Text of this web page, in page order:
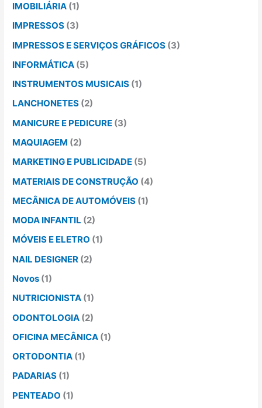
IMOBILIÁRIA (1)
IMPRESSOS (3)
IMPRESSOS E SERVIÇOS GRÁFICOS (3)
INFORMÁTICA (5)
INSTRUMENTOS MUSICAIS (1)
LANCHONETES (2)
MANICURE E PEDICURE (3)
MAQUIAGEM (2)
MARKETING E PUBLICIDADE (5)
MATERIAIS DE CONSTRUÇÃO (4)
MECÂNICA DE AUTOMÓVEIS (1)
MODA INFANTIL (2)
MÓVEIS E ELETRO (1)
NAIL DESIGNER (2)
Novos (1)
NUTRICIONISTA (1)
ODONTOLOGIA (2)
OFICINA MECÂNICA (1)
ORTODONTIA (1)
PADARIAS (1)
PENTEADO (1)